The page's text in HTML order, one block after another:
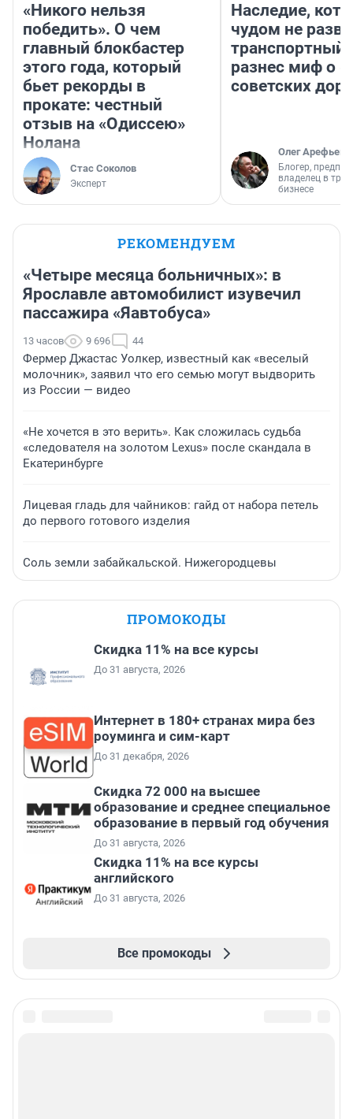
«Никого нельзя
победить». О чем
главный блокбастер
этого года, который
бьет рекорды в
прокате: честный
отзыв на «Одиссею»
Нолана
Стас Соколов
Эксперт
Наследие,
чудом не
транспортный
разнес миф о
советских
Олег Арефьев
Блогер,
владелец в
бизнесе
РЕКОМЕНДУЕМ
«Четыре месяца больничных»: в
Ярославле автомобилист изувечил
пассажира «Яавтобуса»
13 часов 9 696 44
Фермер Джастас Уолкер, известный как «веселый
молочник», заявил что его семью могут выдворить
из России — видео
«Не хочется в это верить». Как сложилась судьба
«следователя на золотом Lexus» после скандала в
Екатеринбурге
Лицевая гладь для чайников: гайд от набора петель
до первого готового изделия
Соль земли забайкальской. Нижегородцевы
ПРОМОКОДЫ
Скидка 11% на все курсы
До 31 августа, 2026
Интернет в 180+ странах мира без
роуминга и сим-карт
До 31 декабря, 2026
Скидка 72 000 на высшее
образование и среднее специальное
образование в первый год обучения
До 31 августа, 2026
Скидка 11% на все курсы
английского
До 31 августа, 2026
Все промокоды